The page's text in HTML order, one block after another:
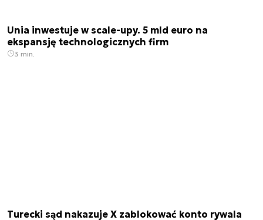
Unia inwestuje w scale-upy. 5 mld euro na
ekspansję technologicznych firm
3 min.
Turecki sąd nakazuje X zablokować konto rywala